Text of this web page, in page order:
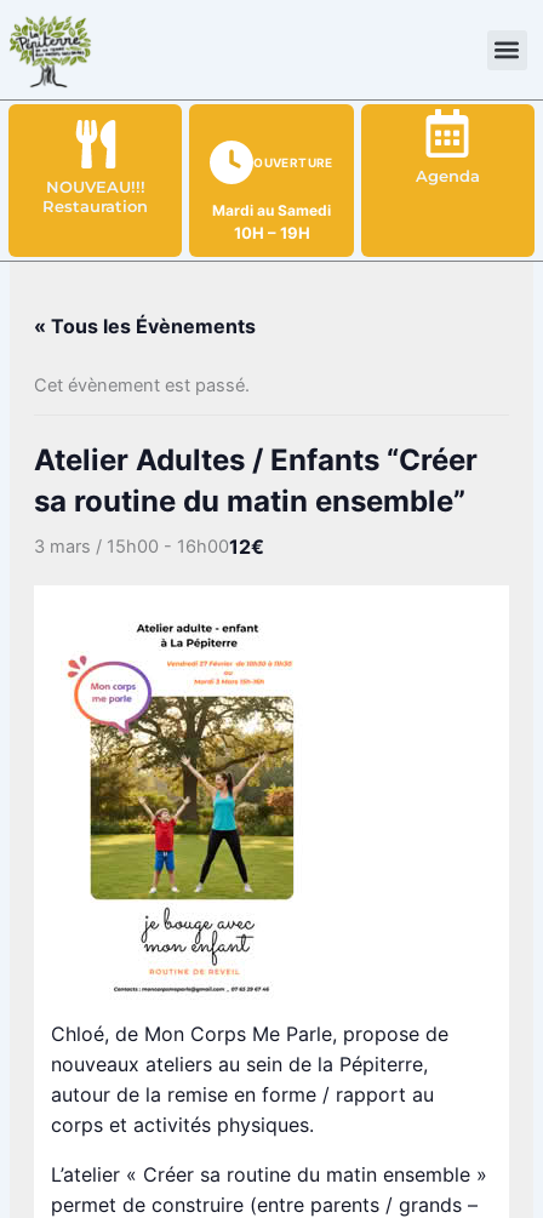
Aller
au
contenu
NOUVEAU!!!
Restauration
OUVERTURE
Mardi au Samedi
10H – 19H
Agenda
« Tous les Évènements
Cet évènement est passé.
Atelier Adultes / Enfants “Créer
sa routine du matin ensemble”
3 mars / 15h00 - 16h0012€
Chloé, de Mon Corps Me Parle, propose de
nouveaux ateliers au sein de la Pépiterre,
autour de la remise en forme / rapport au
corps et activités physiques.
L’atelier « Créer sa routine du matin ensemble »
permet de construire (entre parents / grands –